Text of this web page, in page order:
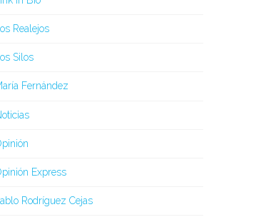
Los Realejos
Silos
Fernández
Express
Rodríguez Cejas